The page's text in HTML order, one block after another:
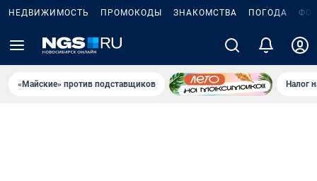
НЕДВИЖИМОСТЬ ПРОМОКОДЫ ЗНАКОМСТВА ПОГОДА
«Майские» против подставщиков Налог